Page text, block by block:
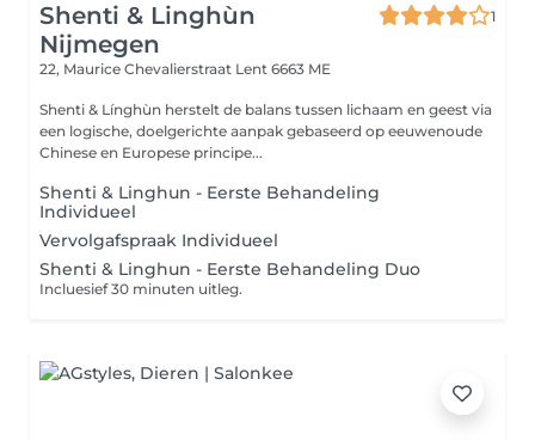
Shenti & Linghùn
Nijmegen
1
22, Maurice Chevalierstraat Lent 6663 ME
Shenti & Línghùn herstelt de balans tussen lichaam en geest via
een logische, doelgerichte aanpak gebaseerd op eeuwenoude
Chinese en Europese principe...
Shenti & Linghun - Eerste Behandeling
Individueel
Vervolgafspraak Individueel
Shenti & Linghun - Eerste Behandeling Duo
Incluesief 30 minuten uitleg.